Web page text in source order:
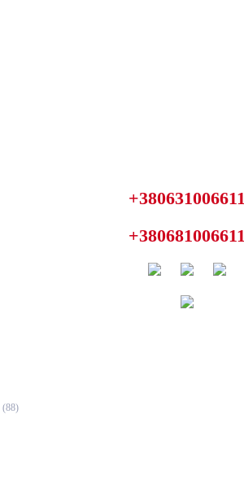
+380631006611
+380681006611
(88)